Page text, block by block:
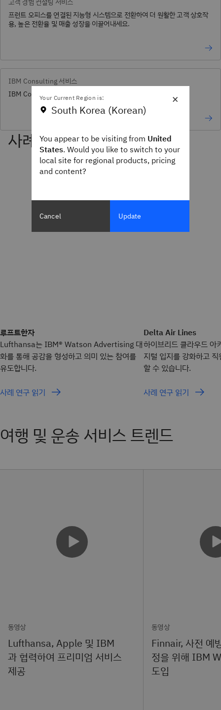
프런트 오피스를 연결된 지능형 시스템으로 전환하여 더 원활한 고객 상호작
용, 높은 전환율 및 매출 성장을 이끌어내세요.
IBM Consulting 서비스
IBM Consulting의 모든 서비스를 살펴보세요.
루프트한자
Lufthansa는 IBM® Watson Advertising 대
화를 통해 공감을 형성하고 의미 있는 참여를
유도합니다.
사례 연구 읽기
Delta Air Lines
하이브리드 클라우드 아
지털 입지를 강화하고
할 수 있습니다.
사례 연구 읽기
여행 및 운송 서비스 트렌드
동영상 동영상
×
Your Current Region is:
South Korea (Korean)
You appear to be visiting from United
States. Would you like to switch to your
local site for regional products, pricing
and content?
Cancel Update